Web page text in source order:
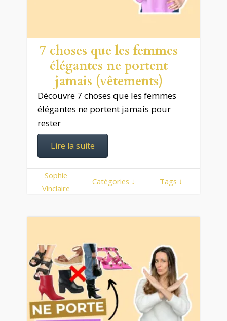
7 choses que les femmes
élégantes ne portent
jamais (vêtements)
Découvre 7 choses que les femmes
élégantes ne portent jamais pour
rester
Lire la suite
Sophie
Vinclaire
Catégories ↓ Tags ↓